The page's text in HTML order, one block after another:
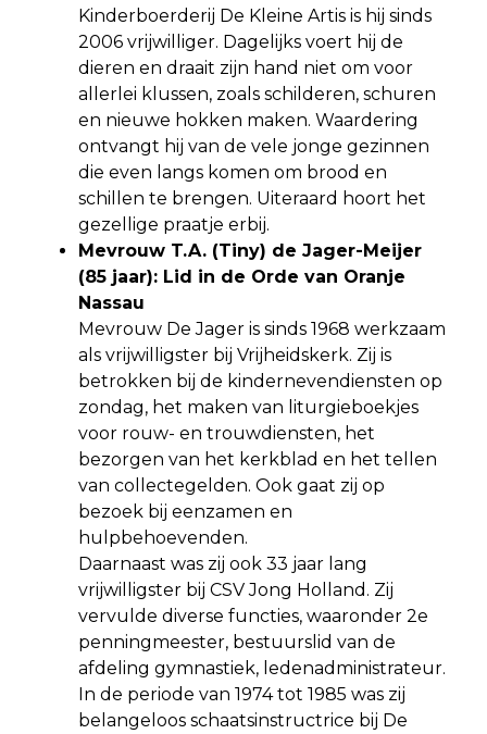
Kinderboerderij De Kleine Artis is hij sinds
2006 vrijwilliger. Dagelijks voert hij de
dieren en draait zijn hand niet om voor
allerlei klussen, zoals schilderen, schuren
en nieuwe hokken maken. Waardering
ontvangt hij van de vele jonge gezinnen
die even langs komen om brood en
schillen te brengen. Uiteraard hoort het
gezellige praatje erbij.
Mevrouw T.A. (Tiny) de Jager-Meijer
(85 jaar): Lid in de Orde van Oranje
Nassau
Mevrouw De Jager is sinds 1968 werkzaam
als vrijwilligster bij Vrijheidskerk. Zij is
betrokken bij de kindernevendiensten op
zondag, het maken van liturgieboekjes
voor rouw- en trouwdiensten, het
bezorgen van het kerkblad en het tellen
van collectegelden. Ook gaat zij op
bezoek bij eenzamen en
hulpbehoevenden.
Daarnaast was zij ook 33 jaar lang
vrijwilligster bij CSV Jong Holland. Zij
vervulde diverse functies, waaronder 2e
penningmeester, bestuurslid van de
afdeling gymnastiek, ledenadministrateur.
In de periode van 1974 tot 1985 was zij
belangeloos schaatsinstructrice bij De